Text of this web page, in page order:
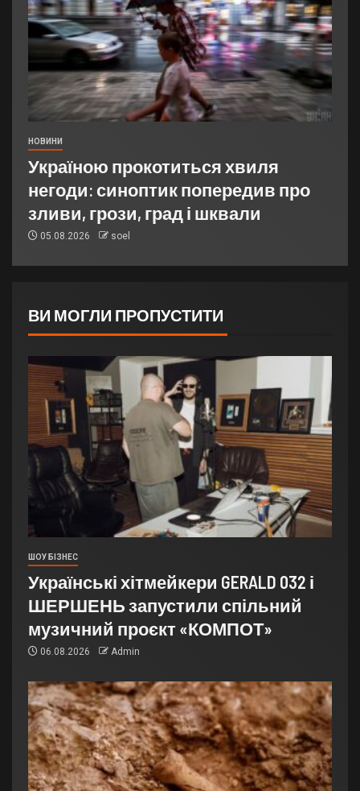
НОВИНИ
Україною прокотиться хвиля
негоди: синоптик попередив про
зливи, грози, град і шквали
05.08.2026 soel
ВИ МОГЛИ ПРОПУСТИТИ
ШОУ БІЗНЕС
Українські хітмейкери GERALD 032 і
ШЕРШЕНЬ запустили спільний
музичний проєкт «КОМПОТ»
06.08.2026 Admin